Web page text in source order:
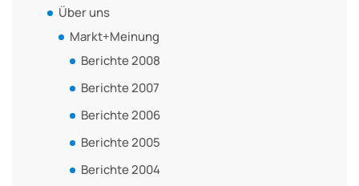
Über uns
Markt+Meinung
Berichte 2008
Berichte 2007
Berichte 2006
Berichte 2005
Berichte 2004